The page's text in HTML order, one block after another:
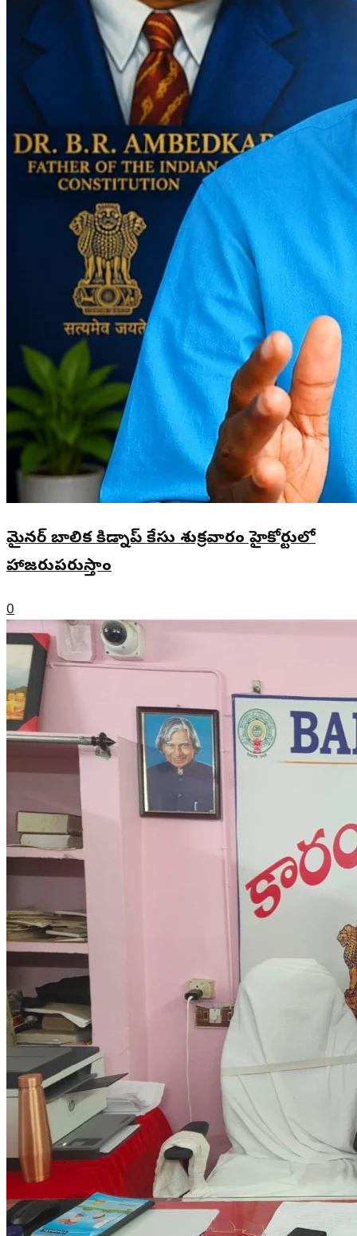
మైనర్ బాలిక కిడ్నాప్ కేసు శుక్రవారం హైకోర్టులో
హాజరుపరుస్తాం
0